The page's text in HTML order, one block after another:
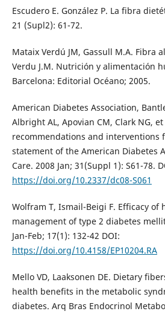
Escudero E. González P. La fibra
21 (Supl2): 61-72.
Mataix Verdú JM, Gassull M.A. Fibra
Verdu J.M. Nutrición y alimentación
Barcelona: Editorial Océano; 2005.
American Diabetes Association,
Albright AL, Apovian CM, Clark NG,
recommendations and interventions
statement of the American Diabetes
Care. 2008 Jan; 31(Suppl 1): S61-78.
https://doi.org/10.2337/dc08-S061
Wolfram T, Ismail-Beigi F. Efficacy
management of type 2 diabetes
Jan-Feb; 17(1): 132-42 DOI:
https://doi.org/10.4158/EP10204.RA
Mello VD, Laaksonen DE. Dietary
health benefits in the metabolic
diabetes. Arq Bras Endocrinol